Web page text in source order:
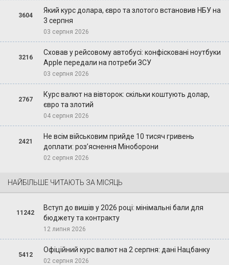
3604
Який курс долара, євро та злотого встановив НБУ на
3 серпня
03 серпня 2026
3216
Сховав у рейсовому автобусі: конфісковані ноутбуки
Apple передали на потреби ЗСУ
03 серпня 2026
2767
Курс валют на вівторок: скільки коштують долар,
євро та злотий
04 серпня 2026
2421
Не всім військовим прийде 10 тисяч гривень
доплати: роз’яснення Міноборони
02 серпня 2026
НАЙБІЛЬШЕ ЧИТАЮТЬ ЗА МІСЯЦЬ
11242
Вступ до вишів у 2026 році: мінімальні бали для
бюджету та контракту
12 липня 2026
5412
Офіційний курс валют на 2 серпня: дані Нацбанку
02 серпня 2026